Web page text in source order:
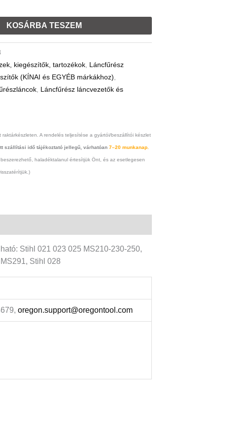
KOSÁRBA TESZEM
kiegészítők, tartozékok, Láncfűrész
(KÍNAI és EGYÉB márkákhoz),
, Láncfűrész láncvezetők és
raktárkészleten. A rendelés teljesítése a gyártói/beszállítói készlet
szállítási idő tájékoztató jellegű, várhatóan7–20 munkanap.
haladéktalanul értesítjük Önt, és az esetlegesen
Stihl 021 023 025 MS210-230-250,
Stihl 028
oregon.support@oregontool.com